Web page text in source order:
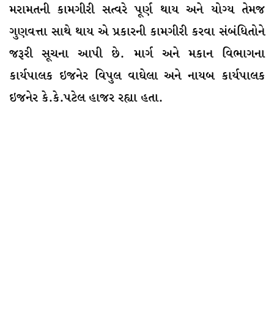
મરામતની કામગીરી સત્વરે પૂર્ણ થાય અને યોગ્ય તેમજ
ગુણવત્તા સાથે થાય એ પ્રકારની કામગીરી કરવા સંબંધિતોને
જરૂરી સૂચના આપી છે. માર્ગ અને મકાન વિભાગના
કાર્યપાલક ઇજનેર વિપુલ વાઘેલા અને નાયબ કાર્યપાલક
ઇજનેર કે.કે.પટેલ હાજર રહ્યા હતા.